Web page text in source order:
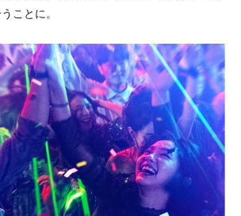
ことに。